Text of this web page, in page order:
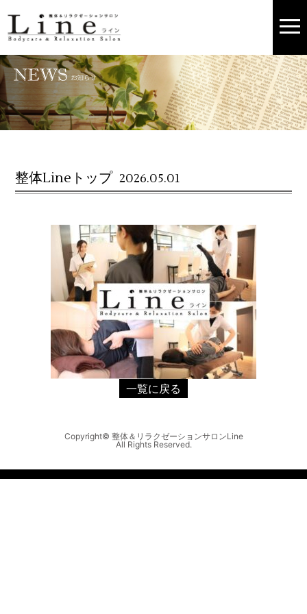
整体Lineトップ 2026.05.01
一覧に戻る
Copyright© 整体＆リラクゼーションサロンLine
All Rights Reserved.